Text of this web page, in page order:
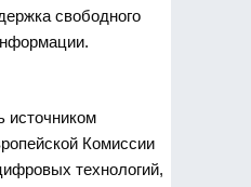
свободного
источником
Комиссии
технологий,